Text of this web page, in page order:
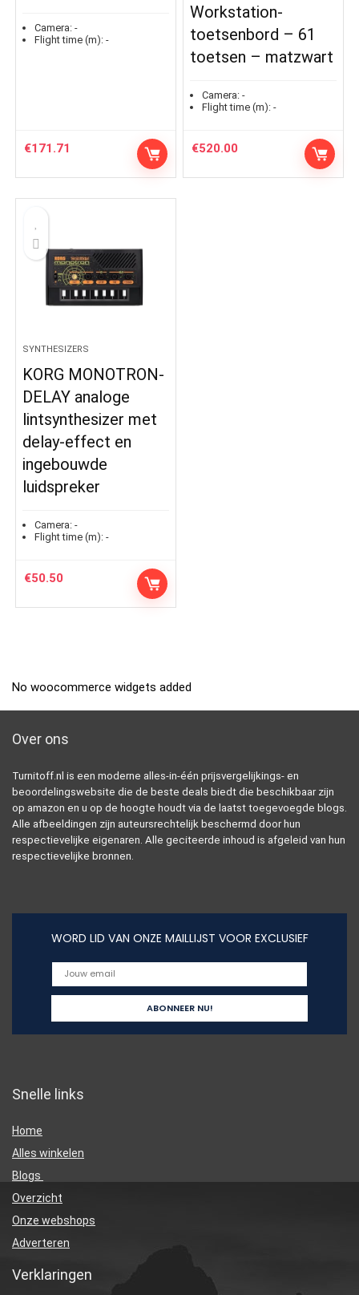
Camera: -
Flight time (m): -
€171.71
Workstation-
toetsenbord – 61
toetsen – matzwart
Camera: -
Flight time (m): -
€520.00
SYNTHESIZERS
KORG MONOTRON-
DELAY analoge
lintsynthesizer met
delay-effect en
ingebouwde
luidspreker
Camera: -
Flight time (m): -
€50.50
No woocommerce widgets added
Over ons
Turnitoff.nl is een moderne alles-in-één prijsvergelijkings- en
beoordelingswebsite die de beste deals biedt die beschikbaar zijn
op amazon en u op de hoogte houdt via de laatst toegevoegde blogs.
Alle afbeeldingen zijn auteursrechtelijk beschermd door hun
respectievelijke eigenaren. Alle geciteerde inhoud is afgeleid van hun
respectievelijke bronnen.
WORD LID VAN ONZE MAILLIJST VOOR EXCLUSIEF
Snelle links
Home
Alles winkelen
Blogs
Overzicht
Onze webshops
Adverteren
Verklaringen